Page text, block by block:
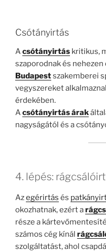
Csótányirtás
Acsótányirtás kritikus,
szaporodnak és
Budapestszakemberei
vegyszereket
érdekében.
Acsótányirtás árak
nagyságától és a
4. lépés:
Azegérirtás és
okozhatnak, ezért a
része a
számos cég kínál
szolgáltatást, ahol